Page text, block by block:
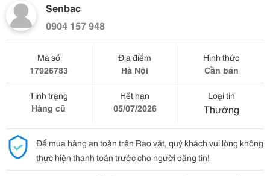
Senbac
0904 157 948
Mã số
17926783
Địa điểm
Hà Nội
Hình thức
Cần bán
Tình trạng
Hàng cũ
Hết hạn
05/07/2026
Loại tin
Thường
Để mua hàng an toàn trên Rao vặt, quý khách vui lòng không
thực hiện thanh toán trước cho người đăng tin!